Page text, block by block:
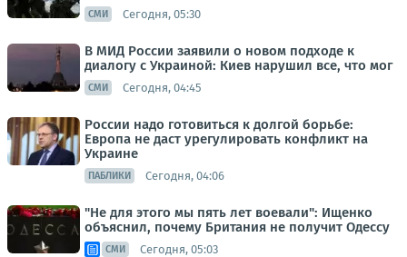
СМИ Сегодня, 05:30
В МИД России заявили о новом подходе к
диалогу с Украиной: Киев нарушил все, что мог
СМИ Сегодня, 04:45
России надо готовиться к долгой борьбе:
Европа не даст урегулировать конфликт на
Украине
ПАБЛИКИ Сегодня, 04:06
"Не для этого мы пять лет воевали": Ищенко
объяснил, почему Британия не получит Одессу
СМИ Сегодня, 05:03